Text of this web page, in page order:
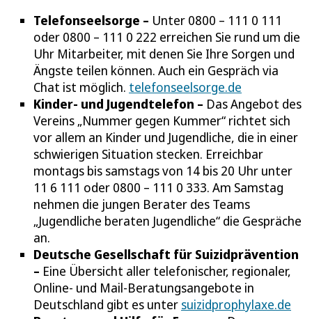
Telefonseelsorge – Unter 0800 – 111 0 111
oder 0800 – 111 0 222 erreichen Sie rund um die
Uhr Mitarbeiter, mit denen Sie Ihre Sorgen und
Ängste teilen können. Auch ein Gespräch via
Chat ist möglich. telefonseelsorge.de
Kinder- und Jugendtelefon – Das Angebot des
Vereins „Nummer gegen Kummer“ richtet sich
vor allem an Kinder und Jugendliche, die in einer
schwierigen Situation stecken. Erreichbar
montags bis samstags von 14 bis 20 Uhr unter
11 6 111 oder 0800 – 111 0 333. Am Samstag
nehmen die jungen Berater des Teams
„Jugendliche beraten Jugendliche“ die Gespräche
an.
Deutsche Gesellschaft für Suizidprävention
– Eine Übersicht aller telefonischer, regionaler,
Online- und Mail-Beratungsangebote in
Deutschland gibt es unter suizidprophylaxe.de